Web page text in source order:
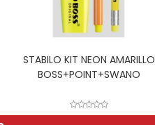
STABILO KIT NEON AMARILLO
BOSS+POINT+SWANO